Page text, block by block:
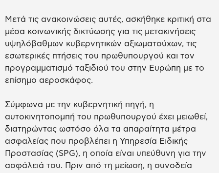
Μετά τις ανακοινώσεις αυτές, ασκήθηκε κριτική στα
μέσα κοινωνικής δικτύωσης για τις μετακινήσεις
υψηλόβαθμων κυβερνητικών αξιωματούχων, τις
εσωτερικές πτήσεις του πρωθυπουργού και τον
προγραμματισμό ταξιδιού του στην Ευρώπη με το
επίσημο αεροσκάφος.
Σύμφωνα με την κυβερνητική πηγή, η
αυτοκινητοπομπή του πρωθυπουργού έχει μειωθεί,
διατηρώντας ωστόσο όλα τα απαραίτητα μέτρα
ασφαλείας που προβλέπει η Υπηρεσία Ειδικής
Προστασίας (SPG), η οποία είναι υπεύθυνη για την
ασφάλειά του. Πριν από τη μείωση, η συνοδεία